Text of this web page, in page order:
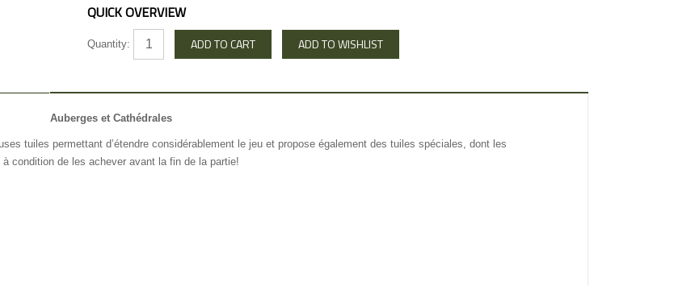
QUICK OVERVIEW
Quantity:
Auberges et Cathédrales
tuiles permettant d’étendre considérablement le jeu et propose également des tuiles spéciales, dont les
condition de les achever avant la fin de la partie!